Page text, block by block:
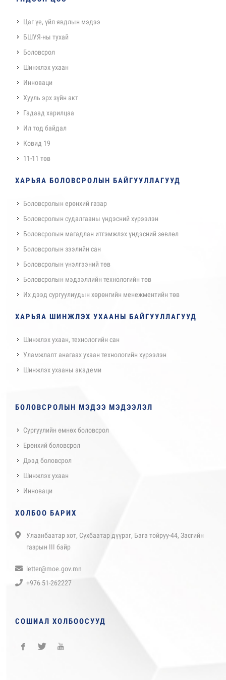
Цаг үе, үйл явдлын мэдээ
БШУЯ-ны тухай
Боловсрол
Шинжлэх ухаан
Инноваци
Хууль эрх зүйн акт
Гадаад харилцаа
Ил тод байдал
Ковид 19
11-11 төв
ХАРЬЯА БОЛОВСРОЛЫН БАЙГУУЛЛАГУУД
Боловсролын ерөнхий газар
Боловсролын судалгааны үндэсний хүрээлэн
Боловсролын магадлан итгэмжлэх үндэсний зөвлөл
Боловсролын зээлийн сан
Боловсролын үнэлгээний төв
Боловсролын мэдээллийн технологийн төв
Их дээд сургуулиудын хөрөнгийн менежментийн төв
ХАРЬЯА ШИНЖЛЭХ УХААНЫ БАЙГУУЛЛАГУУД
Шинжлэх ухаан, технологийн сан
Уламжлалт анагаах ухаан технологийн хүрээлэн
Шинжлэх ухааны академи
БОЛОВСРОЛЫН МЭДЭЭ МЭДЭЭЛЭЛ
Сургуулийн өмнөх боловсрол
Ерөнхий боловсрол
Дээд боловсрол
Шинжлэх ухаан
Инноваци
ХОЛБОО БАРИХ
Улаанбаатар хот, Сүхбаатар дүүрэг, Бага тойруу-44, Засгийн
газрын III байр
letter@moe.gov.mn
+976 51-262227
СОШИАЛ ХОЛБООСУУД